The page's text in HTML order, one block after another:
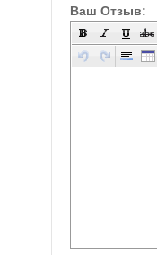
Ваш Отзыв: